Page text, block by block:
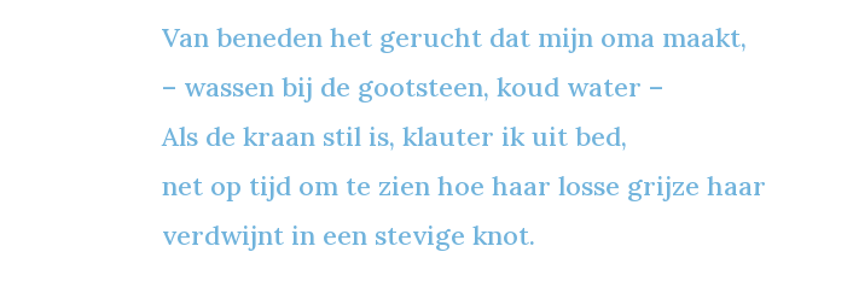
Van beneden het gerucht dat mijn oma maakt,
– wassen bij de gootsteen, koud water –
Als de kraan stil is, klauter ik uit bed,
net op tijd om te zien hoe haar losse grijze haar
verdwijnt in een stevige knot.